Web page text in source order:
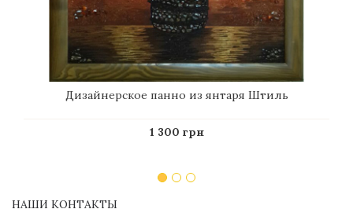
Дизайнерское панно из янтаря Штиль
1 300 грн
НАШИ КОНТАКТЫ